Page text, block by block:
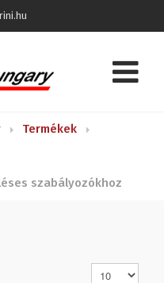
Termékek
szabályozókhoz
Tételek #